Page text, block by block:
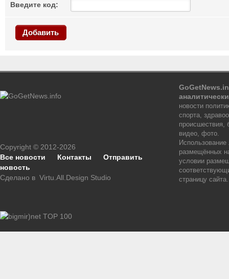
Введите код:
Добавить
Copyright © 2012-2026
Все новости
Контакты
Отправить
новость
Сделано в Virtu.All.Design Studio
новости
спорта,
происшествия,
видео, фото.
размещённых
условии
страницу сайта.